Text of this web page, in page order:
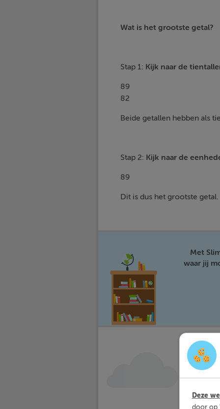
Wat is het grootste getal?
Stap 1: Kijk naar de
89
82
Beide getallen hebben als
Stap 2: Kijk naar de
89
Dit is dus het grootste getal.
Met
waar jij
Deze
door op